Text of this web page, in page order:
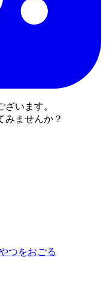
います。
みませんか？
つをおごる